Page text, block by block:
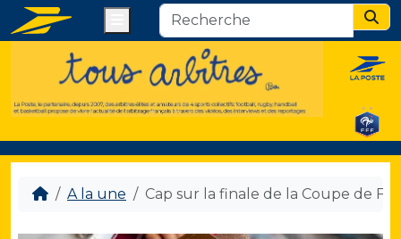
A la une Cap sur la finale de la Coupe de